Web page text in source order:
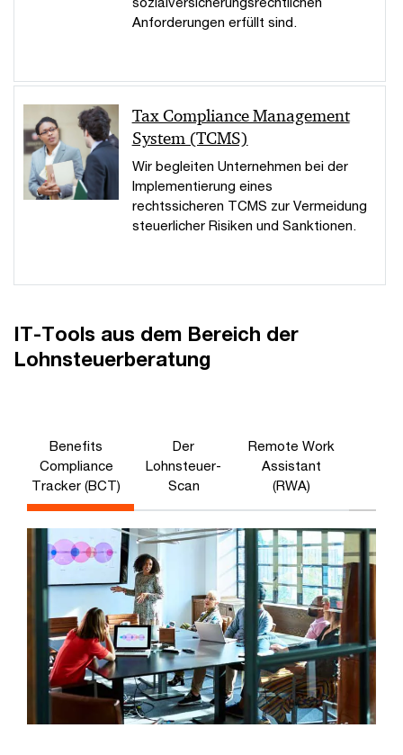
Anforderungen erfüllt sind.
Tax Compliance Management
System (TCMS)
Wir begleiten Unternehmen bei der
Implementierung eines
rechtssicheren TCMS zur Vermeidung
steuerlicher Risiken und Sanktionen.
IT-Tools aus dem Bereich der
Lohnsteuerberatung
Benefits
Compliance
Tracker (BCT)
Der
Lohnsteuer-
Scan
Remote Work
Assistant
(RWA)